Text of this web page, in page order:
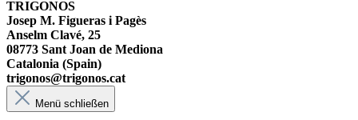
TRIGONOS
Josep M. Figueras i Pagès
Anselm Clavé, 25
08773 Sant Joan de Mediona
Catalonia (Spain)
trigonos@trigonos.cat
Menü schließen